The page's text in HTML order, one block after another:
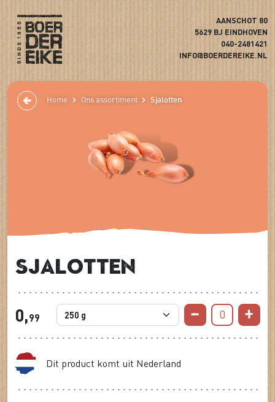
AANSCHOT 80
5629 BJ EINDHOVEN
040-2481421
INFO@BOERDEREIKE.NL
Home Ons assortiment Sjalotten
Sjalotten
0,99 0
Dit product komt uit Nederland